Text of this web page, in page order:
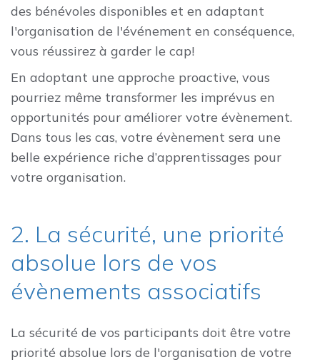
des bénévoles disponibles et en adaptant
l'organisation de l'événement en conséquence,
vous réussirez à garder le cap!
En adoptant une approche proactive, vous
pourriez même transformer les imprévus en
opportunités pour améliorer votre évènement.
Dans tous les cas, votre évènement sera une
belle expérience riche d’apprentissages pour
votre organisation.
2. La sécurité, une priorité
absolue lors de vos
évènements associatifs
La sécurité de vos participants doit être votre
priorité absolue lors de l'organisation de votre